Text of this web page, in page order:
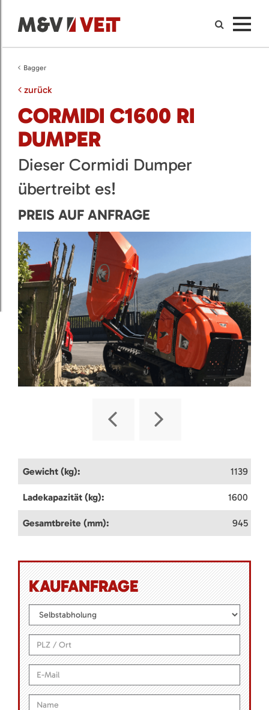
Bagger
zurück
CORMIDI C1600 RI
DUMPER
Dieser Cormidi Dumper
übertreibt es!
PREIS AUF ANFRAGE
Gewicht (kg): 1139
Ladekapazität (kg): 1600
Gesamtbreite (mm): 945
KAUFANFRAGE